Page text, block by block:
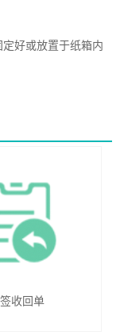
好或放置于纸箱内
签收回单